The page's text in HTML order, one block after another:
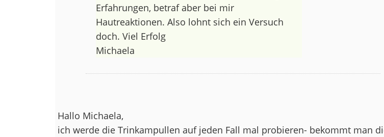
Erfahrungen, betraf aber bei mir
Hautreaktionen. Also lohnt sich ein Versuch
doch. Viel Erfolg
Michaela
Hallo Michaela,
ich werde die Trinkampullen auf jeden Fall mal probieren- bekommt man